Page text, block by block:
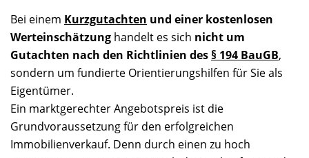
Bei einem Kurzgutachten und einer kostenlosen
Werteinschätzung handelt es sich nicht um
Gutachten nach den Richtlinien des§ 194 BauGB,
sondern um fundierte Orientierungshilfen für Sie als
Eigentümer.
Ein marktgerechter Angebotspreis ist die
Grundvoraussetzung für den erfolgreichen
Immobilienverkauf. Denn durch einen zu hoch